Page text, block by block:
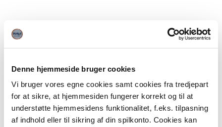
Denne hjemmeside bruger cookies
Vi bruger vores egne cookies samt cookies fra tredjepart
for at sikre, at hjemmesiden fungerer korrekt og til at
understøtte hjemmesidens funktionalitet, f.eks. tilpasning
af indhold eller til sikring af din spilkonto. Cookies kan